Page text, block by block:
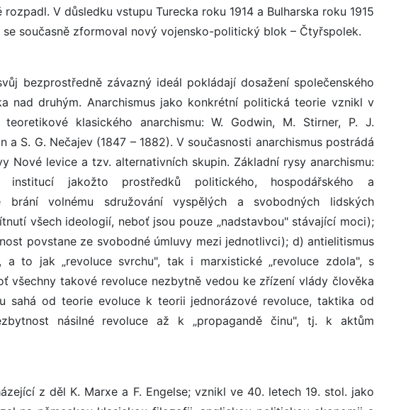
V důsledku vstupu Turecka roku 1914 a Bulharska roku 1915
současně zformoval nový vojensko-politický blok – Čtyřspolek.
bezprostředně závazný ideál pokládají dosažení společenského
nad druhým. Anarchismus jako konkrétní politická teorie vznikl v
teoretikové klasického anarchismu: W. Godwin, M. Stirner, P. J.
a S. G. Nečajev (1847 – 1882). V současnosti anarchismus postrádá
Nové levice a tzv. alternativních skupin. Základní rysy anarchismu:
institucí jakožto prostředků politického, hospodářského a
brání volnému sdružování vyspělých a svobodných lidských
všech ideologií, neboť jsou pouze „nadstavbou" stávající moci);
povstane ze svobodné úmluvy mezi jednotlivci); d) antielitismus
a to jak „revoluce svrchu", tak i marxistické „revoluce zdola", s
všechny takové revoluce nezbytně vedou ke zřízení vlády člověka
sahá od teorie evoluce k teorii jednorázové revoluce, taktika od
násilné revoluce až k „propagandě činu", tj. k aktům
z děl K. Marxe a F. Engelse; vznikl ve 40. letech 19. stol. jako